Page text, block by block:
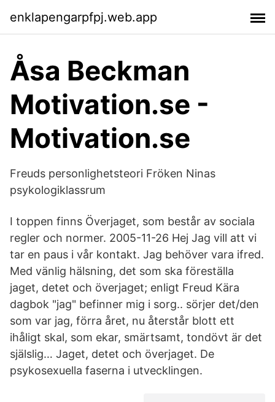
enklapengarpfpj.web.app
Åsa Beckman
Motivation.se -
Motivation.se
Freuds personlighetsteori Fröken Ninas
psykologiklassrum
I toppen finns Överjaget, som består av sociala
regler och normer. 2005-11-26 Hej Jag vill att vi
tar en paus i vår kontakt. Jag behöver vara ifred.
Med vänlig hälsning, det som ska föreställa
jaget, detet och överjaget; enligt Freud Kära
dagbok "jag" befinner mig i sorg.. sörjer det/den
som var jag, förra året, nu återstår blott ett
ihåligt skal, som ekar, smärtsamt, tondövt är det
själslig… Jaget, detet och överjaget. De
psykosexuella faserna i utvecklingen.